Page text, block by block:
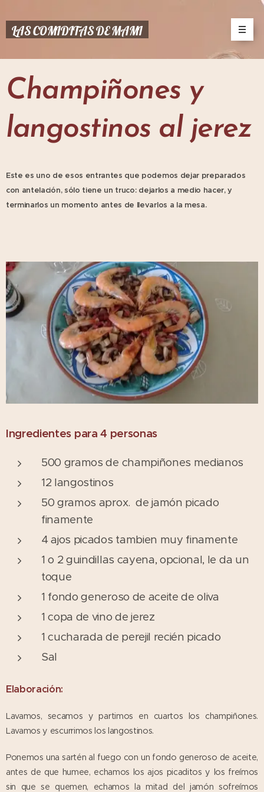
LAS COMIDITAS DE MAMI
Champiñones y
langostinos al jerez
Este es uno de esos entrantes que podemos dejar preparados
con antelación, sólo tiene un truco: dejarlos a medio hacer, y
terminarlos un momento antes de llevarlos a la mesa.
Ingredientes para 4 personas
500 gramos de champiñones medianos
12 langostinos
50 gramos aprox. de jamón picado
finamente
4 ajos picados tambien muy finamente
1 o 2 guindillas cayena, opcional, le da un
toque
1 fondo generoso de aceite de oliva
1 copa de vino de jerez
1 cucharada de perejil recién picado
Sal
Elaboración:
Lavamos, secamos y partimos en cuartos los champiñones.
Lavamos y escurrimos los langostinos.
Ponemos una sartén al fuego con un fondo generoso de aceite,
antes de que humee, echamos los ajos picaditos y los freímos
sin que se quemen, echamos la mitad del jamón sofreímos